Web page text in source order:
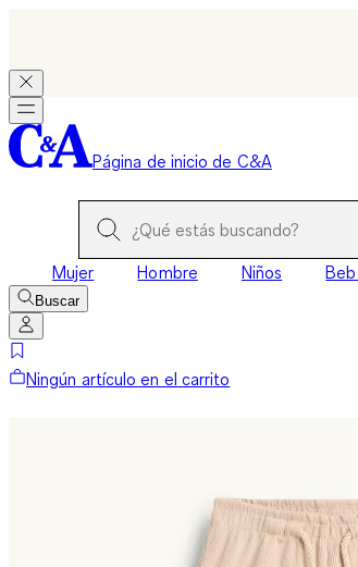
Página de inicio de C&A
Mujer Hombre Niños
Buscar
Ningún artículo en el carrito